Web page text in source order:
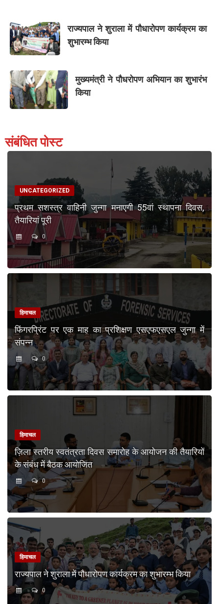
राज्यपाल ने शुराला में पौधारोपण कार्यक्रम का
शुभारम्भ किया
मुख्यमंत्री ने पौधरोपण अभियान का शुभारंभ
किया
संबंधित पोस्ट
UNCATEGORIZED
प्रथम सशस्त्र वाहिनी जुन्गा मनाएगी 55वां स्थापना दिवस,
तैयारियां पूरी
0
हिमाचल
फिंगरप्रिंट पर एक माह का प्रशिक्षण एसएफएसएल जुन्गा में
संपन्न
0
हिमाचल
ज़िला स्तरीय स्वतंत्रता दिवस समारोह के आयोजन की तैयारियों
के संबंध में बैठक आयोजित
0
हिमाचल
राज्यपाल ने शुराला में पौधारोपण कार्यक्रम का शुभारम्भ किया
0